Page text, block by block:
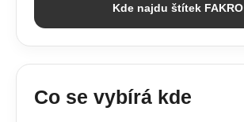
Kde najdu štítek FAKRO
Co se vybírá kde